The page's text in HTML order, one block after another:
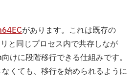
があります。これは既存の
と同じプロセス内で共存しなが
けに段階移行できる仕組みです。
くても、移行を始められるように